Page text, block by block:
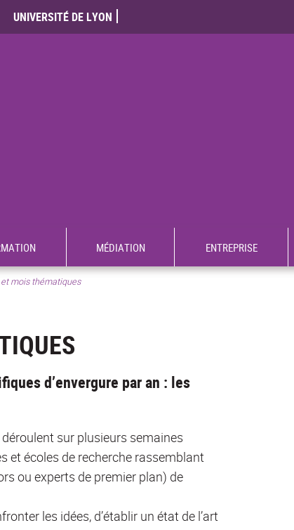
UNIVERSITÉ DE LYON
MÉDIATION ENTREPRISE
mois thématiques
d’envergure par an : les
sur plusieurs semaines
et écoles de recherche rassemblant
ou experts de premier plan) de
les idées, d’établir un état de l’art